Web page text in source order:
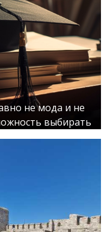
не мода и не
выбирать